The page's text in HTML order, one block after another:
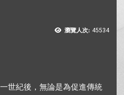
瀏覽人次: 45534
世紀後，無論是為促進傳統